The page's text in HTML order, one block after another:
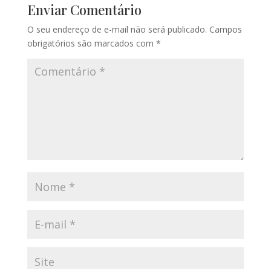
Enviar Comentário
O seu endereço de e-mail não será publicado. Campos
obrigatórios são marcados com *